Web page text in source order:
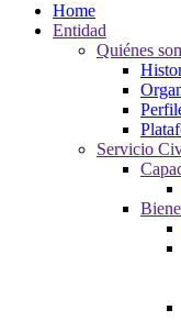
Home
Entidad
Quiénes
Servicio